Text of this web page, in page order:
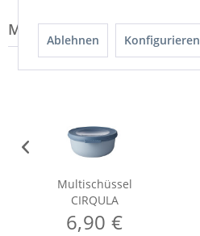
Modell-Familie: CIRQULA
Multischüssel
CIRQULA
6,90 €
Ablehnen Konfigurieren